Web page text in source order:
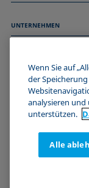
Technischer Service
UNTERNEHMEN
Stellenangebote
Events
Impressum
Datenschutzerklärung
Cookie-Richtlinie
Zertifizierungen (ISO 9001)
Newsletter-Anmeldung
WERDE TEIL DER
Wenn Sie auf
der
analysieren
unterstützen.
Alle